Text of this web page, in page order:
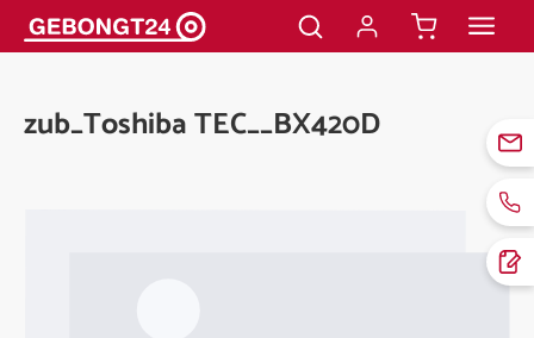
springen
zub_Toshiba TEC__BX420D